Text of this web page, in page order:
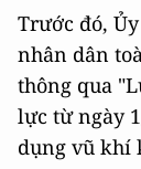
Trước đó,
nhân dân
thông qua
lực từ ngày
dụng vũ khí